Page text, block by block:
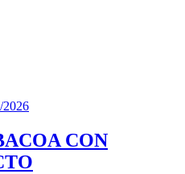
2026
CON